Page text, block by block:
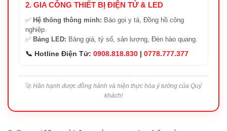
2. GIA CÔNG THIẾT BỊ ĐIỆN TỬ & LED
✅ Hệ thống thông minh: Báo gọi y tá, Đồng hồ công
nghiệp.
✅ Bảng LED: Bảng giá, tỷ số, sản lượng, Đèn hào quang.
📞 Hotline Điện Tử: 0908.818.830 | 0778.777.377
🚀 Hân hạnh được đồng hành và hiện thực hóa ý tưởng của Quý
khách!